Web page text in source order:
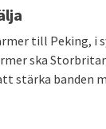
till Peking, i
ska
stärka banden